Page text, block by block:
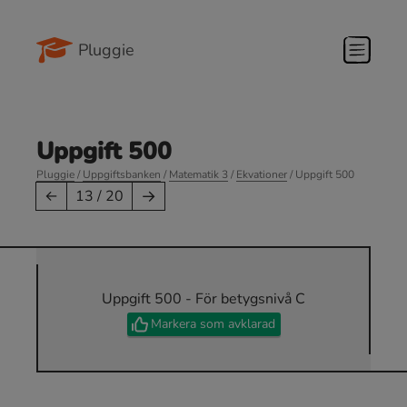
Pluggie
Uppgift 500
Pluggie/Uppgiftsbanken /Matematik 3 /Ekvationer/ Uppgift 500
← 13 / 20 →
Uppgift 500 - För betygsnivå C
Markera som avklarad